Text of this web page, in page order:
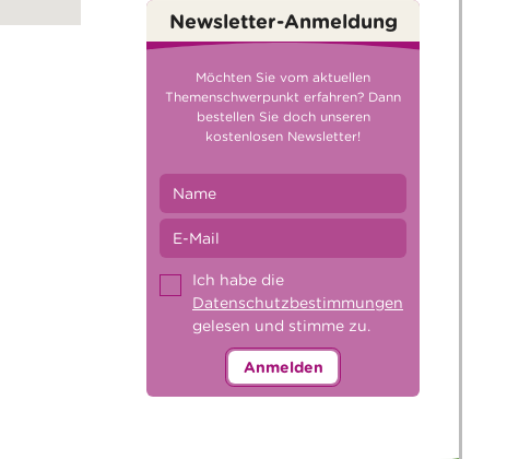
Newsletter-Anmeldung
Möchten Sie vom aktuellen
Themenschwerpunkt erfahren? Dann
bestellen Sie doch unseren
kostenlosen Newsletter!
Ich habe die
Datenschutzbestimmungen
gelesen und stimme zu.
Anmelden